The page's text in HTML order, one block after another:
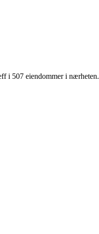
i 507 eiendommer i nærheten.